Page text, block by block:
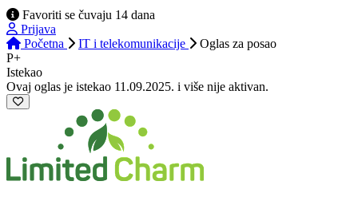
Favoriti se čuvaju 14 dana
Prijava
Početna
IT i telekomunikacije Oglas za posao
P+
Istekao
Ovaj oglas je istekao 11.09.2025. i više nije aktivan.